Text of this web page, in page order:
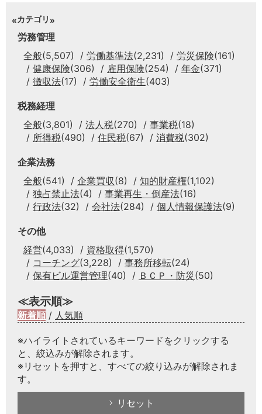
カテゴリ
労務管理
全般(5,507) 労働基準法(2,231) 労災保険(161)
健康保険(306) 雇用保険(254) 年金(371)
徴収法(17) 労働安全衛生(403)
税務経理
全般(3,801) 法人税(270) 事業税(18)
所得税(490) 住民税(67) 消費税(302)
企業法務
全般(541) 企業買収(8) 知的財産権(1,102)
独占禁止法(4) 事業再生・倒産法(16)
行政法(32) 会社法(284) 個人情報保護法(9)
その他
経営(4,033) 資格取得(1,570)
コーチング(3,228) 事務所移転(24)
保有ビル運営管理(40) ＢＣＰ・防災 (50)
≪表示順≫
新着順 / 人気順
※ハイライトされているキーワードをクリックする
と、絞込みが解除されます。
※リセットを押すと、すべての絞り込みが解除されま
す。
リセット